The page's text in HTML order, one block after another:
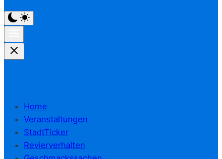
Home
Veranstaltungen
StadtTicker
Revierverhalten